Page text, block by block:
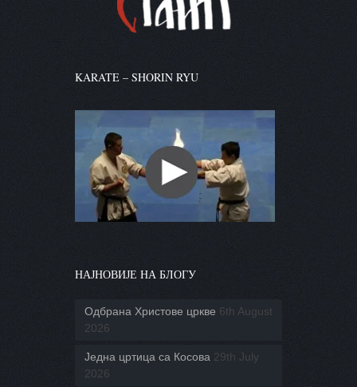
KARATE – SHORIN RYU
НАЈНОВИЈЕ НА БЛОГУ
Одбрана Христове цркве 6th August
2026
Једна цртица са Косова 29th July
2026